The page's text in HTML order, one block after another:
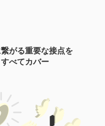
がる重要な接点を
すべてカバー